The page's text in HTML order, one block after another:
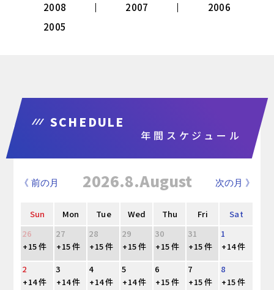
2008
2007
2006
2005
SCHEDULE
年間スケジュール
《 前の月 次の月 》
2026.8.August
Sun Mon Tue Wed Thu Fri
Sat
26
27 28 29 30 31
1
+15 件
+15 件 +15 件 +15 件 +15 件 +15 件
+14 件
2
3 4 5 6 7
8
+14 件
+14 件 +14 件 +14 件 +15 件 +15 件
+15 件